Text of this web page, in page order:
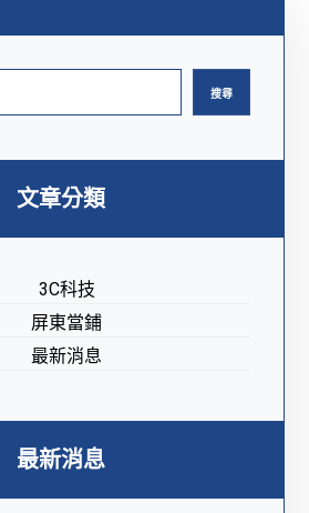
搜尋
文章分類
3C科技
屏東當鋪
最新消息
最新消息